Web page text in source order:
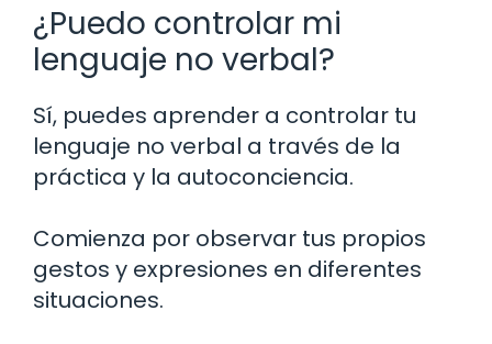
¿Puedo controlar mi
lenguaje no verbal?
Sí, puedes aprender a controlar tu
lenguaje no verbal a través de la
práctica y la autoconciencia.
Comienza por observar tus propios
gestos y expresiones en diferentes
situaciones.